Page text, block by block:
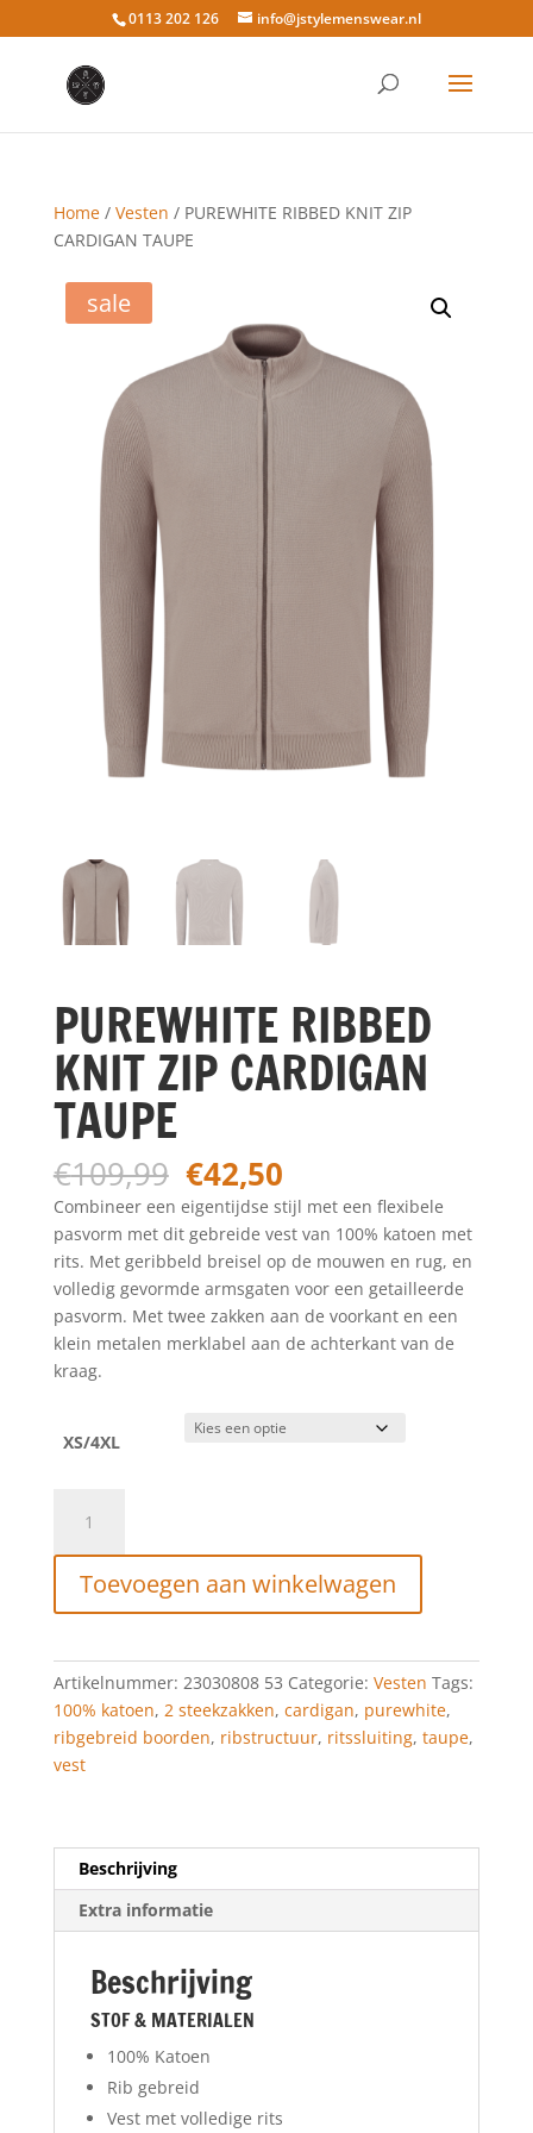
0113 202 126 info@jstylemenswear.nl
Home/ Vesten / PUREWHITE RIBBED KNIT ZIP
CARDIGAN TAUPE
sale
PUREWHITE RIBBED
KNIT ZIP CARDIGAN
TAUPE
€109,99 Oorspronkelijke
prijs
was:
€109,99.
€42,50Huidige
prijs
is:
€42,50.
Combineer een eigentijdse stijl met een flexibele
pasvorm met dit gebreide vest van 100% katoen met
rits. Met geribbeld breisel op de mouwen en rug, en
volledig gevormde armsgaten voor een getailleerde
pasvorm. Met twee zakken aan de voorkant en een
klein metalen merklabel aan de achterkant van de
kraag.
XS/4XL
RIBBED
KNIT
CARDIGAN
aantal
Toevoegen aan winkelwagen
Artikelnummer: 23030808 53 Categorie: Vesten Tags:
100% katoen, 2 steekzakken, cardigan, purewhite,
ribgebreid boorden, ribstructuur, ritssluiting, taupe,
vest
Beschrijving
Extra informatie
Beschrijving
STOF & MATERIALEN
100% Katoen
Rib gebreid
Vest met volledige rits